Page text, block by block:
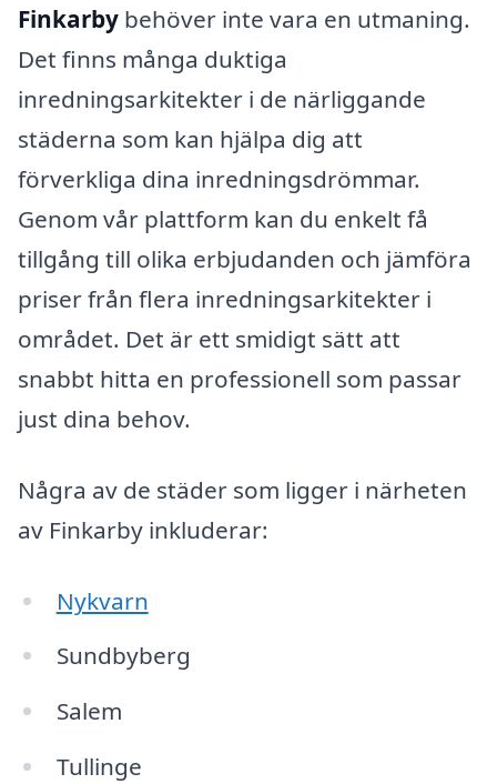
Finkarby behöver inte vara en utmaning.
Det finns många duktiga
inredningsarkitekter i de närliggande
städerna som kan hjälpa dig att
förverkliga dina inredningsdrömmar.
Genom vår plattform kan du enkelt få
tillgång till olika erbjudanden och jämföra
priser från flera inredningsarkitekter i
området. Det är ett smidigt sätt att
snabbt hitta en professionell som passar
just dina behov.
Några av de städer som ligger i närheten
av Finkarby inkluderar:
Nykvarn
Sundbyberg
Salem
Tullinge